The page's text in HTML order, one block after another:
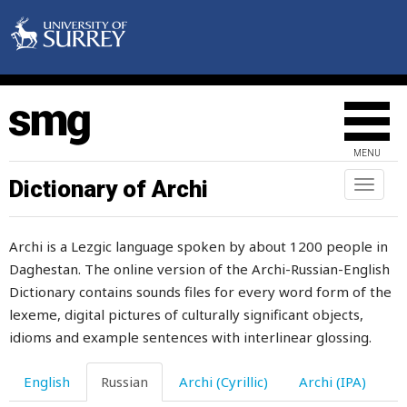
MENU
Toggle
Dictionary of Archi
Archi is a Lezgic language spoken by about 1200 people in
Daghestan. The online version of the Archi-Russian-English
Dictionary contains sounds files for every word form of the
lexeme, digital pictures of culturally significant objects,
idioms and example sentences with interlinear glossing.
English Russian Archi (Cyrillic) Archi (IPA)
сколько-нибудь
скопление
скоро
скороход
скорпион
скот
скотина